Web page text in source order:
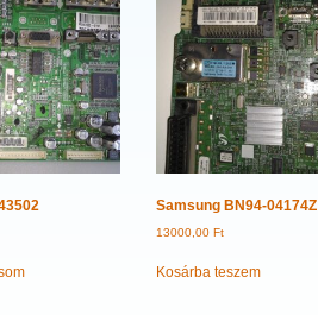
Samsung BN94-04174Z
13000,00 Ft
Kosárba teszem